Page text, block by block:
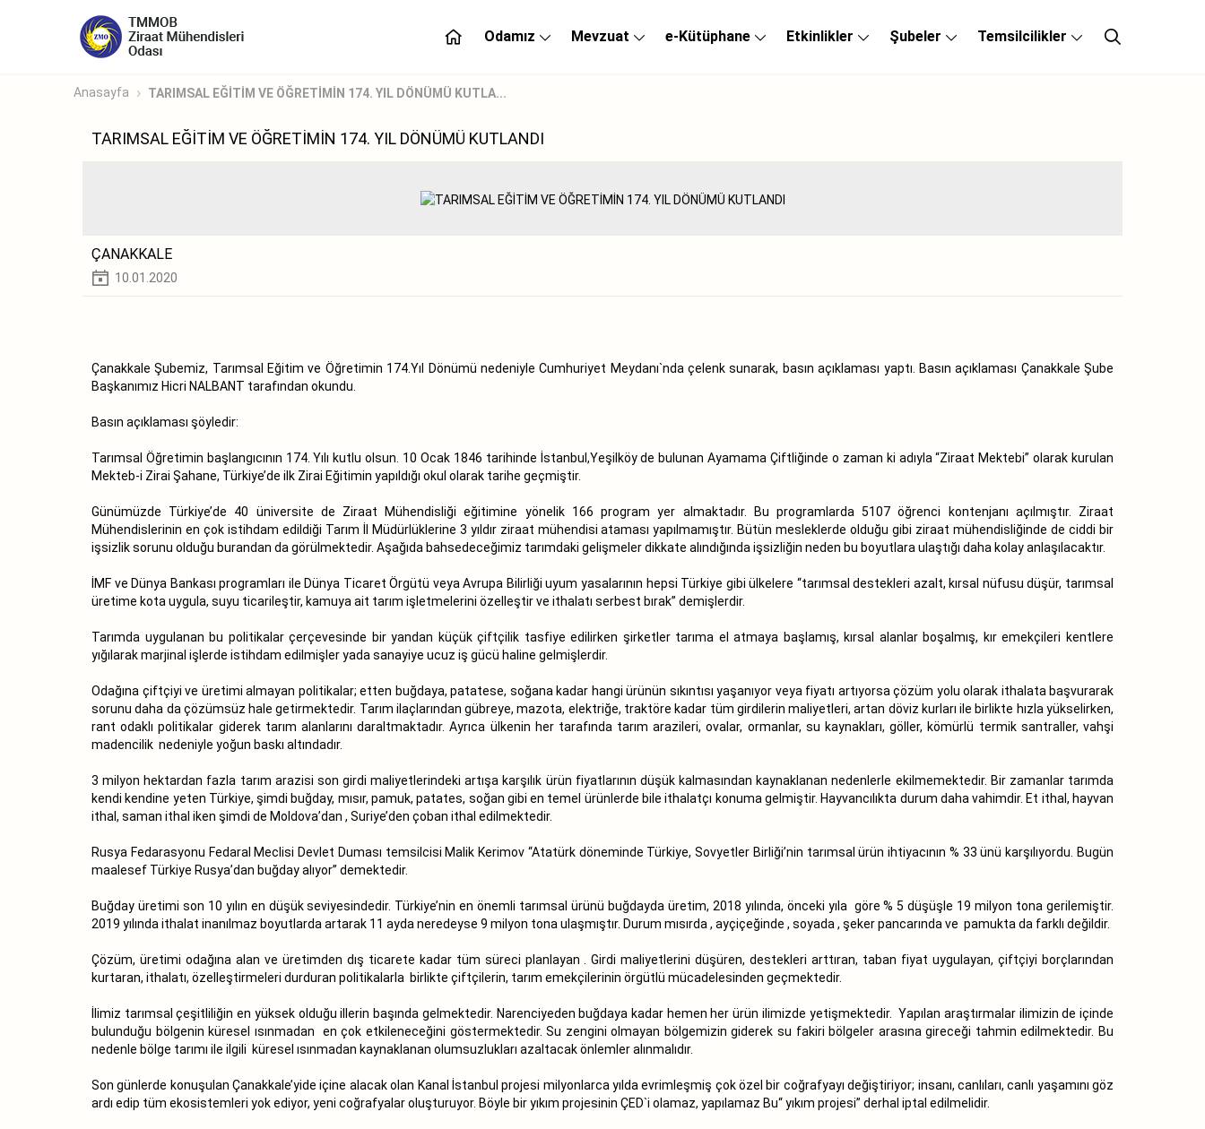
Odamız Mevzuat e-Kütüphane Etkinlikler Şubeler Temsilcilikler
Anasayfa TARIMSAL EĞİTİM VE ÖĞRETİMİN 174. YIL DÖNÜMÜ KUTLA...
TARIMSAL EĞİTİM VE ÖĞRETİMİN 174. YIL DÖNÜMÜ KUTLANDI
ÇANAKKALE
10.01.2020
Çanakkale Şubemiz, Tarımsal Eğitim ve Öğretimin 174.Yıl Dönümü nedeniyle Cumhuriyet Meydanı`nda çelenk sunarak, basın açıklaması yaptı. Basın açıklaması Çanakkale Şube
Başkanımız Hicri NALBANT tarafından okundu.
Basın açıklaması şöyledir:
Tarımsal Öğretimin başlangıcının 174. Yılı kutlu olsun. 10 Ocak 1846 tarihinde İstanbul,Yeşilköy de bulunan Ayamama Çiftliğinde o zaman ki adıyla “Ziraat Mektebi” olarak kurulan
Mekteb-i Zirai Şahane, Türkiye’de ilk Zirai Eğitimin yapıldığı okul olarak tarihe geçmiştir.
Günümüzde Türkiye’de 40 üniversite de Ziraat Mühendisliği eğitimine yönelik 166 program yer almaktadır. Bu programlarda 5107 öğrenci kontenjanı açılmıştır. Ziraat
Mühendislerinin en çok istihdam edildiği Tarım İl Müdürlüklerine 3 yıldır ziraat mühendisi ataması yapılmamıştır. Bütün mesleklerde olduğu gibi ziraat mühendisliğinde de ciddi bir
işsizlik sorunu olduğu burandan da görülmektedir. Aşağıda bahsedeceğimiz tarımdaki gelişmeler dikkate alındığında işsizliğin neden bu boyutlara ulaştığı daha kolay anlaşılacaktır.
İMF ve Dünya Bankası programları ile Dünya Ticaret Örgütü veya Avrupa Bilirliği uyum yasalarının hepsi Türkiye gibi ülkelere “tarımsal destekleri azalt, kırsal nüfusu düşür, tarımsal
üretime kota uygula, suyu ticarileştir, kamuya ait tarım işletmelerini özelleştir ve ithalatı serbest bırak” demişlerdir.
Tarımda uygulanan bu politikalar çerçevesinde bir yandan küçük çiftçilik tasfiye edilirken şirketler tarıma el atmaya başlamış, kırsal alanlar boşalmış, kır emekçileri kentlere
yığılarak marjinal işlerde istihdam edilmişler yada sanayiye ucuz iş gücü haline gelmişlerdir.
Odağına çiftçiyi ve üretimi almayan politikalar; etten buğdaya, patatese, soğana kadar hangi ürünün sıkıntısı yaşanıyor veya fiyatı artıyorsa çözüm yolu olarak ithalata başvurarak
sorunu daha da çözümsüz hale getirmektedir. Tarım ilaçlarından gübreye, mazota, elektriğe, traktöre kadar tüm girdilerin maliyetleri, artan döviz kurları ile birlikte hızla yükselirken,
rant odaklı politikalar giderek tarım alanlarını daraltmaktadır. Ayrıca ülkenin her tarafında tarım arazileri, ovalar, ormanlar, su kaynakları, göller, kömürlü termik santraller, vahşi
madencilik nedeniyle yoğun baskı altındadır.
3 milyon hektardan fazla tarım arazisi son girdi maliyetlerindeki artışa karşılık ürün fiyatlarının düşük kalmasından kaynaklanan nedenlerle ekilmemektedir. Bir zamanlar tarımda
kendi kendine yeten Türkiye, şimdi buğday, mısır, pamuk, patates, soğan gibi en temel ürünlerde bile ithalatçı konuma gelmiştir. Hayvancılıkta durum daha vahimdir. Et ithal, hayvan
ithal, saman ithal iken şimdi de Moldova’dan , Suriye’den çoban ithal edilmektedir.
Rusya Fedarasyonu Fedaral Meclisi Devlet Duması temsilcisi Malik Kerimov “Atatürk döneminde Türkiye, Sovyetler Birliği’nin tarımsal ürün ihtiyacının % 33 ünü karşılıyordu. Bugün
maalesef Türkiye Rusya’dan buğday alıyor” demektedir.
Buğday üretimi son 10 yılın en düşük seviyesindedir. Türkiye’nin en önemli tarımsal ürünü buğdayda üretim, 2018 yılında, önceki yıla göre % 5 düşüşle 19 milyon tona gerilemiştir.
2019 yılında ithalat inanılmaz boyutlarda artarak 11 ayda neredeyse 9 milyon tona ulaşmıştır. Durum mısırda , ayçiçeğinde , soyada , şeker pancarında ve pamukta da farklı değildir.
Çözüm, üretimi odağına alan ve üretimden dış ticarete kadar tüm süreci planlayan . Girdi maliyetlerini düşüren, destekleri arttıran, taban fiyat uygulayan, çiftçiyi borçlarından
kurtaran, ithalatı, özelleştirmeleri durduran politikalarla birlikte çiftçilerin, tarım emekçilerinin örgütlü mücadelesinden geçmektedir.
İlimiz tarımsal çeşitliliğin en yüksek olduğu illerin başında gelmektedir. Narenciyeden buğdaya kadar hemen her ürün ilimizde yetişmektedir. Yapılan araştırmalar ilimizin de içinde
bulunduğu bölgenin küresel ısınmadan en çok etkileneceğini göstermektedir. Su zengini olmayan bölgemizin giderek su fakiri bölgeler arasına gireceği tahmin edilmektedir. Bu
nedenle bölge tarımı ile ilgili küresel ısınmadan kaynaklanan olumsuzlukları azaltacak önlemler alınmalıdır.
Son günlerde konuşulan Çanakkale’yide içine alacak olan Kanal İstanbul projesi milyonlarca yılda evrimleşmiş çok özel bir coğrafyayı değiştiriyor; insanı, canlıları, canlı yaşamını göz
ardı edip tüm ekosistemleri yok ediyor, yeni coğrafyalar oluşturuyor. Böyle bir yıkım projesinin ÇED`i olamaz, yapılamaz Bu“ yıkım projesi” derhal iptal edilmelidir.